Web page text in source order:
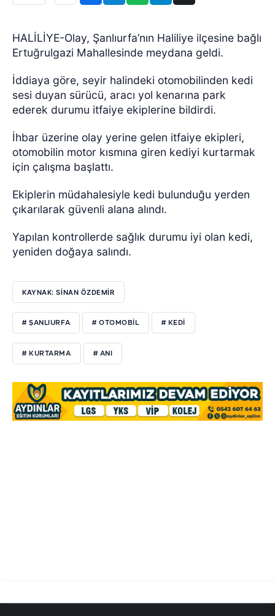
HALİLİYE-Olay, Şanlıurfa’nın Haliliye ilçesine bağlı
Ertuğrulgazi Mahallesinde meydana geldi.
İddiaya göre, seyir halindeki otomobilinden kedi
sesi duyan sürücü, aracı yol kenarına park
ederek durumu itfaiye ekiplerine bildirdi.
İhbar üzerine olay yerine gelen itfaiye ekipleri,
otomobilin motor kısmına giren kediyi kurtarmak
için çalışma başlattı.
Ekiplerin müdahalesiyle kedi bulunduğu yerden
çıkarılarak güvenli alana alındı.
Yapılan kontrollerde sağlık durumu iyi olan kedi,
yeniden doğaya salındı.
KAYNAK: SİNAN ÖZDEMİR
# ŞANLIURFA # OTOMOBİL # KEDİ
# KURTARMA # ANI